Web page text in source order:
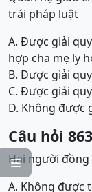

trái pháp luật
A. Được giải
hợp cha mẹ ly
B. Được giải
C. Được giải
D. Không được
Câu hỏi
Hai người
A. Không được